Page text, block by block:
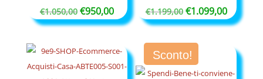
€1.050,00 Il
prezzo
era:
€1.050,00.
€950,00Il
prezzo
attuale
è:
€950,00.
€1.199,00 Il
prezzo
originale
era:
€1.199,00.
€1.099,00Il
prezzo
Sconto!